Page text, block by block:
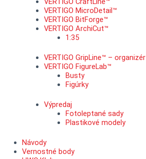
VERTIGO MicroDetail™
VERTIGO BitForge™
VERTIGO ArchiCut™
1:35
VERTIGO GripLine™ – organizér
VERTIGO FigureLab™
Busty
Figúrky
Výpredaj
Fotoleptané sady
Plastikové modely
Návody
Vernostné body